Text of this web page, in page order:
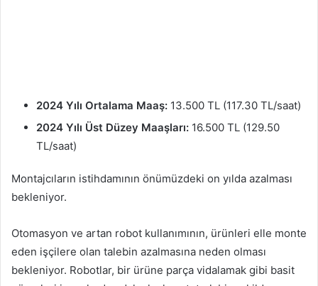
2024 Yılı Ortalama Maaş: 13.500 TL (117.30 TL/saat)
2024 Yılı Üst Düzey Maaşları: 16.500 TL (129.50
TL/saat)
Montajcıların istihdamının önümüzdeki on yılda azalması
bekleniyor.
Otomasyon ve artan robot kullanımının, ürünleri elle monte
eden işçilere olan talebin azalmasına neden olması
bekleniyor. Robotlar, bir ürüne parça vidalamak gibi basit